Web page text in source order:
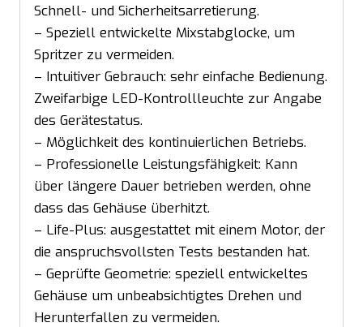
Schnell- und Sicherheitsarretierung.
– Speziell entwickelte Mixstabglocke, um
Spritzer zu vermeiden.
– Intuitiver Gebrauch: sehr einfache Bedienung.
Zweifarbige LED-Kontrollleuchte zur Angabe
des Gerätestatus.
– Möglichkeit des kontinuierlichen Betriebs.
– Professionelle Leistungsfähigkeit: Kann
über längere Dauer betrieben werden, ohne
dass das Gehäuse überhitzt.
– Life-Plus: ausgestattet mit einem Motor, der
die anspruchsvollsten Tests bestanden hat.
– Geprüfte Geometrie: speziell entwickeltes
Gehäuse um unbeabsichtigtes Drehen und
Herunterfallen zu vermeiden.